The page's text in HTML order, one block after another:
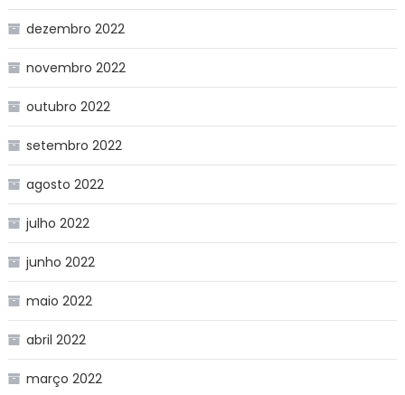
dezembro 2022
novembro 2022
outubro 2022
setembro 2022
agosto 2022
julho 2022
junho 2022
maio 2022
abril 2022
março 2022